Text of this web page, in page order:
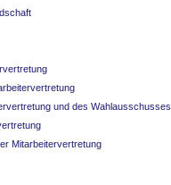
und des Wahlausschusses
Mitarbeitervertretung